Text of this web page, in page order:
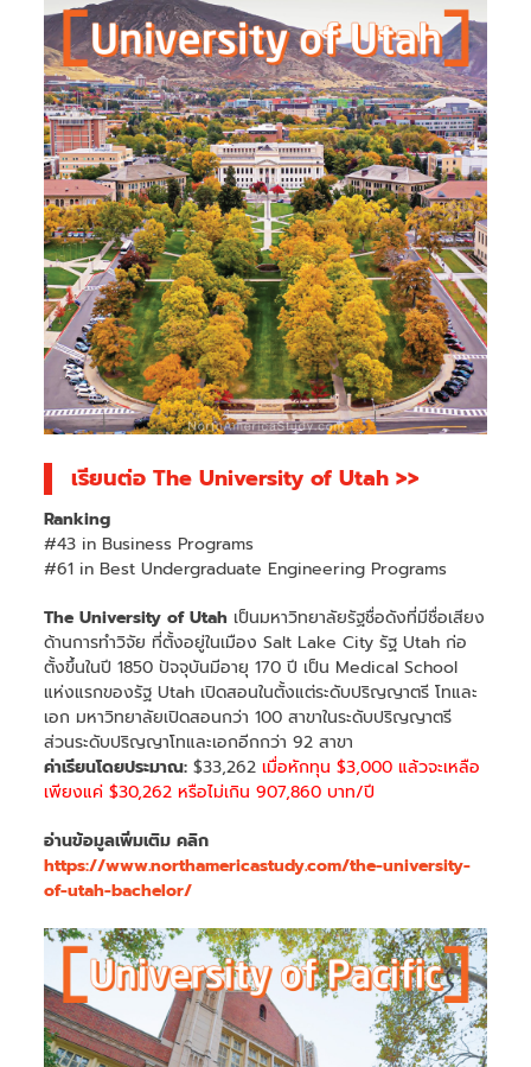
เรียนต่อ The University of Utah >>
Ranking
#43 in Business Programs
#61 in Best Undergraduate Engineering Programs
The University of Utah เป็นมหาวิทยาลัยรัฐชื่อดังที่มีชื่อเสียง
ด้านการทำวิจัย ที่ตั้งอยู่ในเมือง Salt Lake City รัฐ Utah ก่อ
ตั้งขึ้นในปี 1850 ปัจจุบันมีอายุ 170 ปี เป็น Medical School
แห่งแรกของรัฐ Utah เปิดสอนในตั้งแต่ระดับปริญญาตรี โทและ
เอก มหาวิทยาลัยเปิดสอนกว่า 100 สาขาในระดับปริญญาตรี
ส่วนระดับปริญญาโทและเอกอีกกว่า 92 สาขา
ค่าเรียนโดยประมาณ: $33,262เมื่อหักทุน $3,000 แล้วจะเหลือ
เพียงแค่ $30,262 หรือไม่เกิน 907,860 บาท/ปี
อ่านข้อมูลเพิ่มเติม คลิก
https://www.northamericastudy.com/the-university-
of-utah-bachelor/